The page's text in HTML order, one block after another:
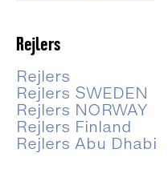
Rejlers
Rejlers
Rejlers SWEDEN
Rejlers NORWAY
Rejlers Finland
Rejlers Abu Dhabi